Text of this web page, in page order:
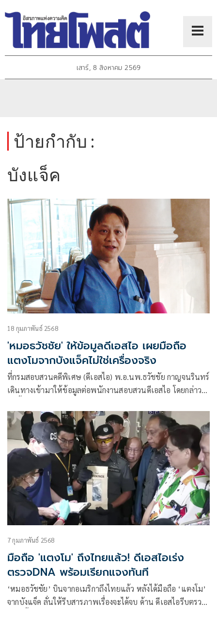
เสาร์, 8 สิงหาคม 2569
ป้ายกำกับ :
บังแจ็ค
18 กุมภาพันธ์ 2568
'หมอธวัชชัย' ให้ข้อมูลดีเอสไอ เผยมือถือ
แตงโมจากบังแจ็คไม่ใช่เครื่องจริง
ที่กรมสอบสวนคดีพิเศษ (ดีเอสไอ)​ พ.อ.นพ.ธวัชชัย กาญจนรินทร์
เดินทางเข้ามาให้ข้อมูลต่อพนักงานสอบสวนดีเอสไอ โดยกล่าวว่า
และเรื่องโทรศัพท์มือถือของแตงโมที่ได้รับจากบังแจ็ค
7 กุมภาพันธ์ 2568
มือถือ 'แตงโม' ถึงไทยแล้ว! ดีเอสไอเร่ง
ตรวจDNA พร้อมเรียกแจงทันที
‘หมอธวัชชัย’ บินจากอเมริกาถึงไทยแล้ว หลังได้มือถือ ‘แตงโม’
จากบังแจ็ค ลั่นให้รีบสารภาพเรื่องจะได้จบ ด้าน ดีเอสไอรีบตรวจ